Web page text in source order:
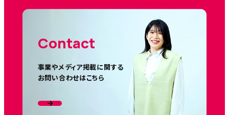
Contact
事業やメディア掲載に関する
お問い合わせはこちら